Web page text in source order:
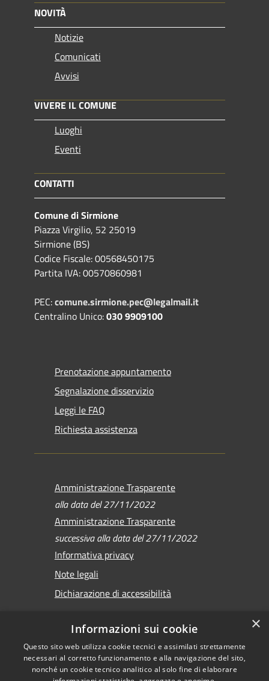
NOVITÀ
Notizie
Comunicati
Avvisi
VIVERE IL COMUNE
Luoghi
Eventi
CONTATTI
Comune di Sirmione
Piazza Virgilio, 52 25019
Sirmione (BS)
Codice Fiscale: 00568450175
Partita IVA: 00570860981
PEC:comune.sirmione.pec@legalmail.it
Centralino Unico:030 9909100
Prenotazione appuntamento
Segnalazione disservizio
Leggi le FAQ
Richiesta assistenza
Amministrazione Trasparente
alla data del 27/11/2022
Amministrazione Trasparente
successiva alla data del 27/11/2022
Informativa privacy
Note legali
Dichiarazione di accessibilità
RSS
Accessibilità
Copyright © 2026 •
Comune di Sirmione •
×
Informazioni sui cookie
Questo sito web utilizza cookie tecnici e assimilati strettamente
necessari al corretto funzionamento e alla navigazione del sito,
nonché un cookie tecnico analitico al solo fine di elaborare